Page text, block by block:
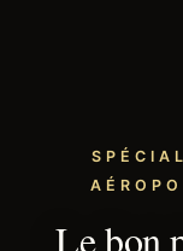
Le bon